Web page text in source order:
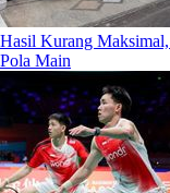
Hasil Kurang
Pola Main